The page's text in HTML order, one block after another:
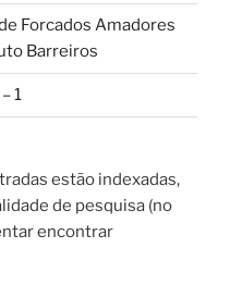
Forcados Amadores
Barreiros
1
estão indexadas,
de pesquisa (no
encontrar